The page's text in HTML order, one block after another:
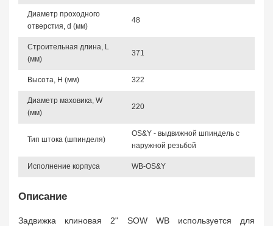
Диаметр проходного
отверстия, d (мм)
48
Строительная длина, L
(мм)
371
Высота, Н (мм) 322
Диаметр маховика, W
(мм)
220
Тип штока (шпинделя)
OS&Y - выдвижной шпиндель с
наружной резьбой
Исполнение корпуса WB-OS&Y
Описание
Задвижка клиновая 2" SOW WB используется для